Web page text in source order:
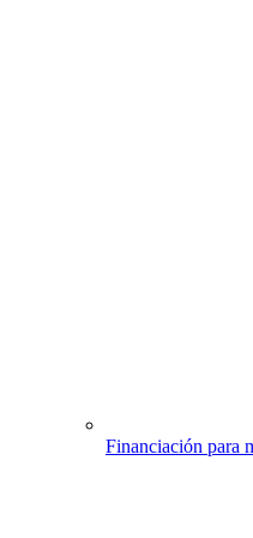
Financiación para